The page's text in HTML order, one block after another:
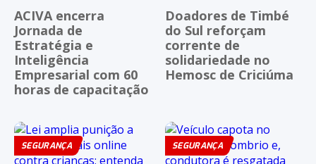
ACIVA encerra
Jornada de
Estratégia e
Inteligência
Empresarial com 60
horas de capacitação
Doadores de Timbé
do Sul reforçam
corrente de
solidariedade no
Hemosc de Criciúma
SEGURANÇA SEGURANÇA